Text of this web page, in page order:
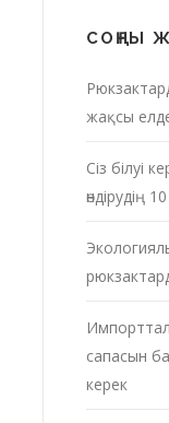
СОҢҒЫ
жақсы
Сіз білуі
өндірудің
сапасын
керек